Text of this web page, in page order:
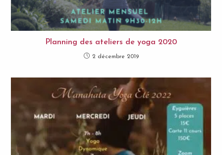
Planning des ateliers de yoga 2020
2 décembre 2019